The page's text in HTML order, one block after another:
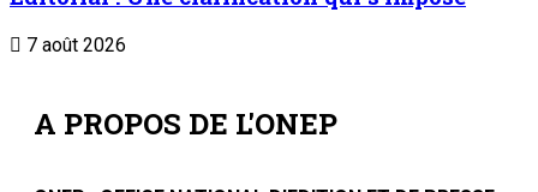
7 août 2026
A PROPOS DE L'ONEP